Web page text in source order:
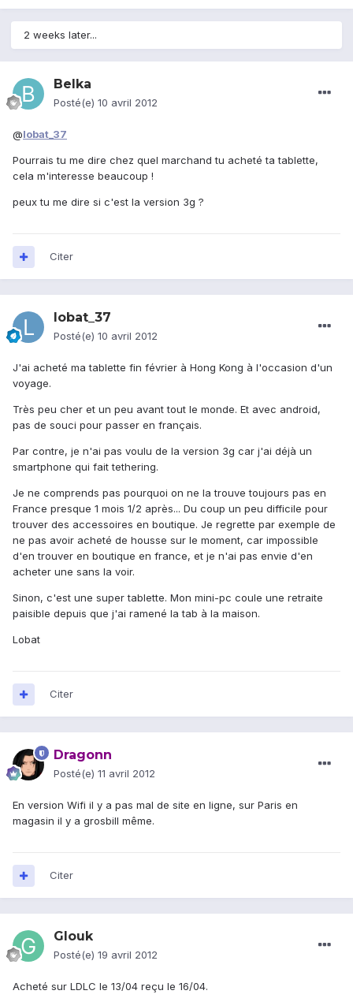
2 weeks later...
Belka
Posté(e) 10 avril 2012
@lobat_37
Pourrais tu me dire chez quel marchand tu acheté ta tablette,
cela m'interesse beaucoup !
peux tu me dire si c'est la version 3g ?
Citer
lobat_37
Posté(e) 10 avril 2012
J'ai acheté ma tablette fin février à Hong Kong à l'occasion d'un
voyage.
Très peu cher et un peu avant tout le monde. Et avec android,
pas de souci pour passer en français.
Par contre, je n'ai pas voulu de la version 3g car j'ai déjà un
smartphone qui fait tethering.
Je ne comprends pas pourquoi on ne la trouve toujours pas en
France presque 1 mois 1/2 après... Du coup un peu difficile pour
trouver des accessoires en boutique. Je regrette par exemple de
ne pas avoir acheté de housse sur le moment, car impossible
d'en trouver en boutique en france, et je n'ai pas envie d'en
acheter une sans la voir.
Sinon, c'est une super tablette. Mon mini-pc coule une retraite
paisible depuis que j'ai ramené la tab à la maison.
Lobat
Citer
Dragonn
Posté(e) 11 avril 2012
En version Wifi il y a pas mal de site en ligne, sur Paris en
magasin il y a grosbill même.
Citer
Glouk
Posté(e) 19 avril 2012
Acheté sur LDLC le 13/04 reçu le 16/04.